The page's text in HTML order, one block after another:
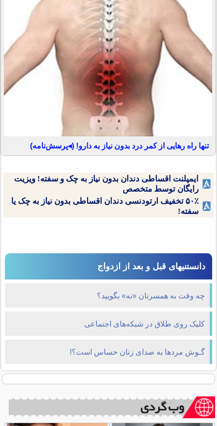
تنها راه رهایی از کمر درد بدون نیاز به دارو! (◂پرسش‌نامه)
ایمپلنت اقساطی دندان بدون نیاز به چک و سفته! ویزیت
رایگان توسط متخصص
۵۰٪ تخفیف ارتودنسی دندان اقساطی بدون نیاز به چک یا
سفته!
دانستنیهای قبل و بعد از ازدواج
چه وقت به همسرتان «نه» بگویید؟
کلیک روی طلاق در شبکه‌های اجتماعی
گـوش مردها به صدای زنان حساس است؟!